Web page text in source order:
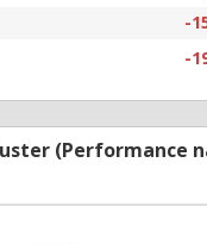
-
-
(Performance